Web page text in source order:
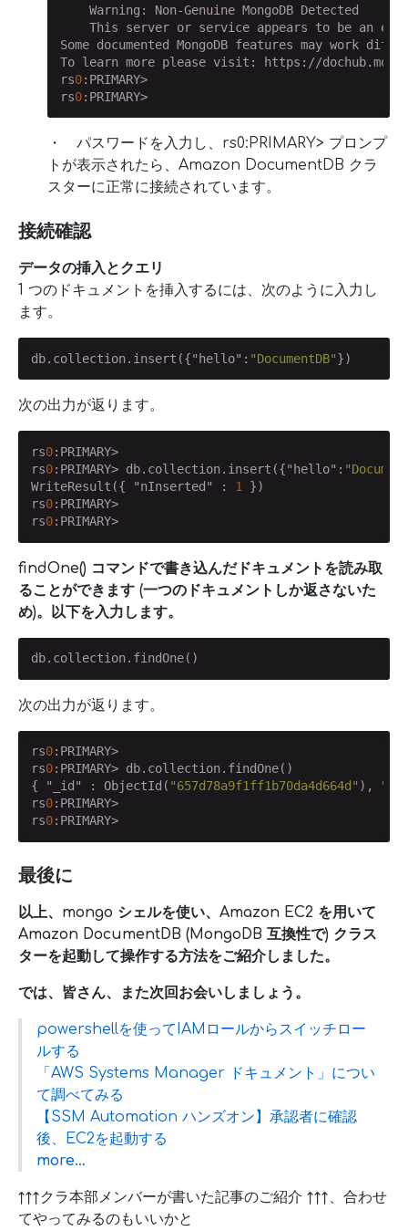
    Warning: Non-Genuine MongoDB Detected
This server or service appears to be an
Some documented MongoDB features may
To learn more please visit: https://
rs0:PRIMARY>
rs0:PRIMARY>
・ パスワードを入力し、rs0:PRIMARY> プロンプ
トが表示されたら、Amazon DocumentDB クラ
スターに正常に接続されています。
接続確認
データの挿入とクエリ
1 つのドキュメントを挿入するには、次のように入力し
ます。
db.collection.insert({"hello" : "DocumentDB"})
次の出力が返ります。
rs0:PRIMARY>
rs0:PRIMARY> db.collection.insert({"hello" :
WriteResult({
"nInserted" : 1 })
rs0:PRIMARY>
rs0:PRIMARY>
findOne() コマンドで書き込んだドキュメントを読み取
ることができます (一つのドキュメントしか返さないた
め)。以下を入力します。
db.collection.findOne()
次の出力が返ります。
rs0:PRIMARY>
rs0:PRIMARY> db.collection.findOne()
{
"_id" : ObjectId( "657d78a9f1ff1b70da4d664d" ),
rs0:PRIMARY>
rs0:PRIMARY>
最後に
以上、mongo シェルを使い、Amazon EC2 を用いて
Amazon DocumentDB (MongoDB 互換性で) クラス
ターを起動して操作する方法をご紹介しました。
では、皆さん、また次回お会いしましょう。
powershellを使ってIAMロールからスイッチロー
ルする
「AWS Systems Manager ドキュメント」につい
て調べてみる
【SSM Automation ハンズオン】承認者に確認
後、EC2を起動する
more…
↑↑↑クラ本部メンバーが書いた記事のご紹介 ↑↑↑、合わせ
てやってみるのもいいかと